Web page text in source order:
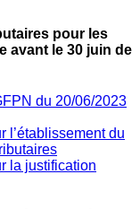
pour les
avant le 30 juin de
du 20/06/2023
l’établissement du
la justification